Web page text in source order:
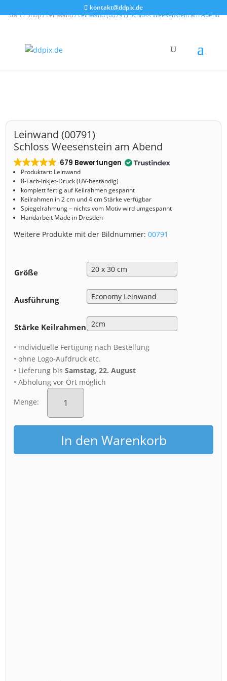
kontakt@ddpix.de
Start/Shop/Leinwand/ Leinwand (00791) Schloss Weesenstein am Abend
Leinwand (00791)
Schloss Weesenstein am Abend
679 Bewertungen
Produktart: Leinwand
8-Farb-Inkjet-Druck (UV-beständig)
komplett fertig auf Keilrahmen gespannt
Keilrahmen in 2 cm und 4 cm Stärke verfügbar
Spiegelrahmung – nichts vom Motiv wird umgespannt
Handarbeit Made in Dresden
Weitere Produkte mit der Bildnummer:00791
Größe
Ausführung
Stärke Keilrahmen
• individuelle Fertigung nach Bestellung
• ohne Logo-Aufdruck etc.
• Lieferung bisSamstag, 22. August
• Abholung vor Ort möglich
Menge:
Leinwand
(00791)
Weesenstein
am
Abend
MengeIn den Warenkorb